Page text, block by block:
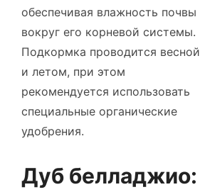
обеспечивая влажность почвы
вокруг его корневой системы.
Подкормка проводится весной
и летом, при этом
рекомендуется использовать
специальные органические
удобрения.
Дуб белладжио: